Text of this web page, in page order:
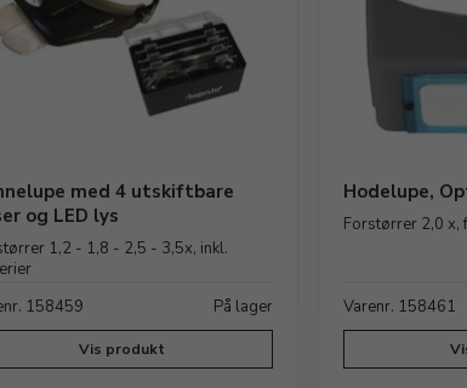
med 4 utskiftbare
og LED lys
1,2 - 1,8 - 2,5 - 3,5x, inkl.
158459
På lager
Vis produkt
Hodelupe,
Forstørrer 2,0 x,
Varenr. 158461